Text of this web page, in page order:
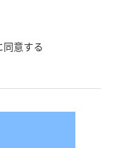
意する